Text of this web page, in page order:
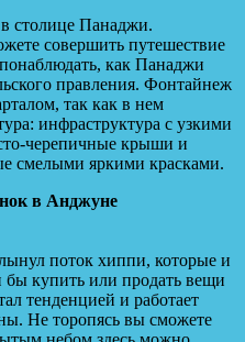
столице Панаджи.
совершить путешествие
как Панаджи
правления. Фонтайнеж
так как в нем
инфраструктура с узкими
черепичные крыши и
смелыми яркими красками.
в Анджуне
поток хиппи, которые и
бы купить или продать вещи
тенденцией и работает
Не торопясь вы сможете